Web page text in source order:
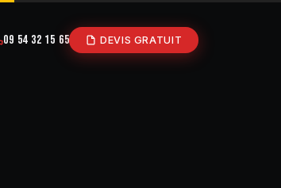
09 54 32 15 65 DEVIS GRATUIT